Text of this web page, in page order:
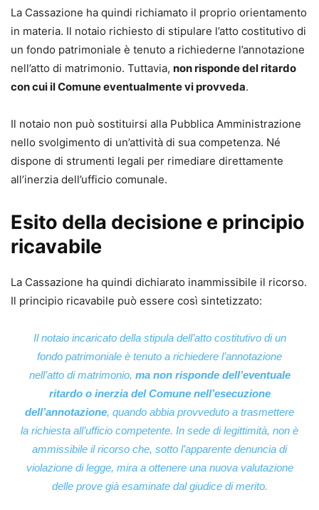
La Cassazione ha quindi richiamato il proprio orientamento
in materia. Il notaio richiesto di stipulare l’atto costitutivo di
un fondo patrimoniale è tenuto a richiederne l’annotazione
nell’atto di matrimonio. Tuttavia, non risponde del ritardo
con cui il Comune eventualmente vi provveda.
Il notaio non può sostituirsi alla Pubblica Amministrazione
nello svolgimento di un’attività di sua competenza. Né
dispone di strumenti legali per rimediare direttamente
all’inerzia dell’ufficio comunale.
Esito della decisione e principio
ricavabile
La Cassazione ha quindi dichiarato inammissibile il ricorso.
Il principio ricavabile può essere così sintetizzato:
Il notaio incaricato della stipula dell’atto costitutivo di un
fondo patrimoniale è tenuto a richiedere l’annotazione
nell’atto di matrimonio, ma non risponde dell’eventuale
ritardo o inerzia del Comune nell’esecuzione
dell’annotazione, quando abbia provveduto a trasmettere
la richiesta all’ufficio competente. In sede di legittimità, non è
ammissibile il ricorso che, sotto l’apparente denuncia di
violazione di legge, mira a ottenere una nuova valutazione
delle prove già esaminate dal giudice di merito.